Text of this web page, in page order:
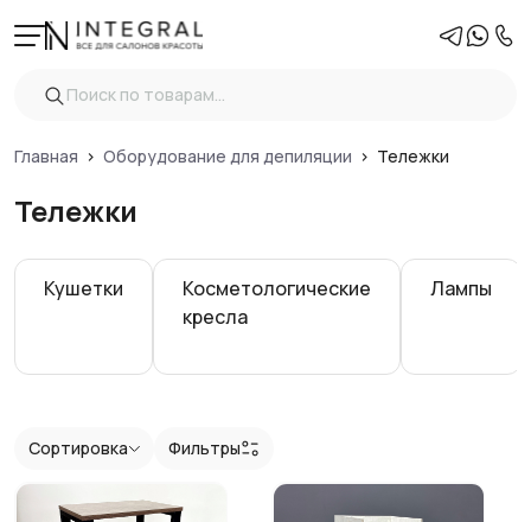
Главная Оборудование для депиляции Тележки
Тележки
Кушетки
Косметологические
кресла
Лампы
Очистить
Материал тележки
Сортировка
Фильтры